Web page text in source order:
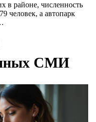
в районе, численность
человек, а автопарк